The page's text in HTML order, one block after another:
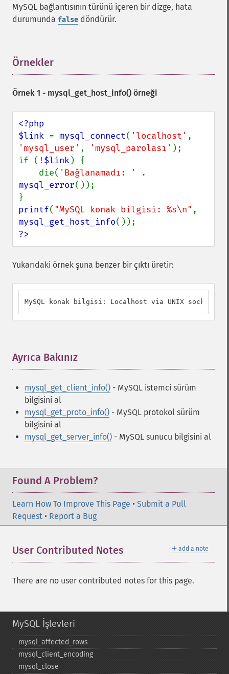
MySQL bağlantısının türünü içeren bir dizge, hata
durumunda false döndürür.
Örnekler
Örnek 1 - mysql_get_host_info() örneği
<?php
$link = mysql_connect( 'localhost'
'mysql_user' , 'mysql_parolası' );
if (!$link) {
    die(
'Bağlanamadı: '
mysql_error());
printf( "MySQL konak bilgisi: %s\n"
mysql_get_host_info
?>
Yukarıdaki örnek şuna benzer bir çıktı üretir:
MySQL konak bilgisi: Localhost via UNIX socket
Ayrıca Bakınız
mysql_get_client_info() - MySQL istemci sürüm
bilgisini al
mysql_get_proto_info() - MySQL protokol sürüm
bilgisini al
mysql_get_server_info() - MySQL sunucu bilgisini al
Found A Problem?
Learn How To Improve This Page • Submit a Pull
Request • Report a Bug
＋ add a note
User Contributed Notes
There are no user contributed notes for this page.
MySQL İşlevleri
mysql_​affected_​rows
mysql_​client_​encoding
mysql_​close